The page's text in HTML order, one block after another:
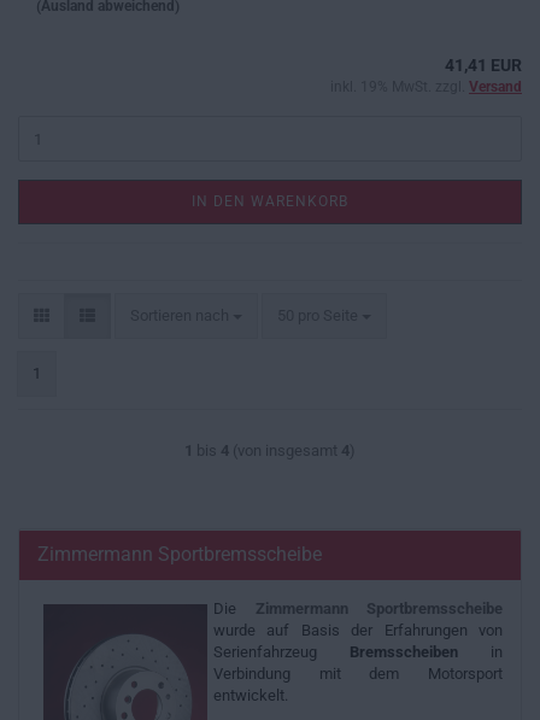
(Ausland abweichend)
41,41 EUR
Versand
IN DEN WARENKORB
1
1 bis 4 (von insgesamt 4)
Zimmermann Sportbremsscheibe
Die Zimmermann Sportbremsscheibe
wurde auf Basis der Erfahrungen von
Serienfahrzeug Bremsscheiben in
Verbindung mit dem Motorsport
entwickelt.